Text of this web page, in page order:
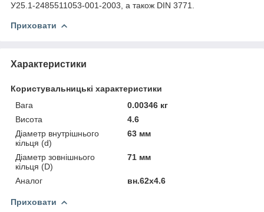
У25.1-2485511053-001-2003, а також DIN 3771.
Приховати
Характеристики
Користувальницькі характеристики
Вага
0.00346 кг
Висота
4.6
Діаметр внутрішнього
кільця (d)
63 мм
Діаметр зовнішнього
кільця (D)
71 мм
Аналог вн.62х4.6
Приховати